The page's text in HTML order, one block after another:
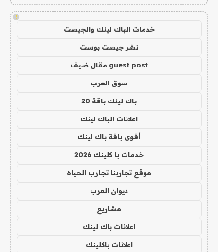
!
خدمات الباك لينك والجيست
نشر جيست بوست
guest post مقال ضيف
سوق العرب
باك لينك باقة 20
اعلانات الباك لينك
أقوى باقة باك لينك
خدمات با كلينك 2026
موقع تجاربنا تجارب الحياه
ديوان العرب
مشاريع
اعلانات باك لينك
اعلانات باكلينك